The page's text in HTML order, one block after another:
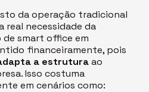
da operação tradicional
real necessidade da
desmart office em
financeiramente, pois
a estruturaao
Isso costuma
em cenários como: